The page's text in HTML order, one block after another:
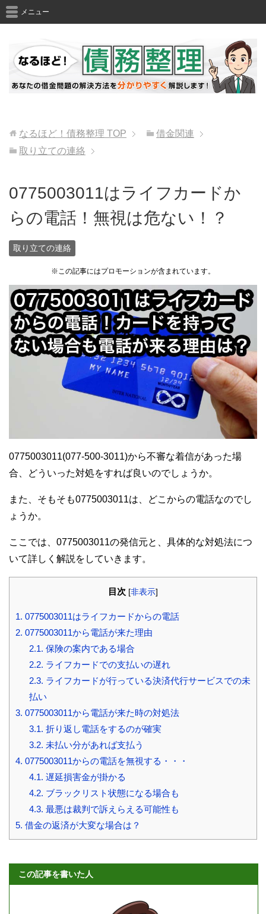
メニュー
なるほど！債務整理 TOP
借金関連
取り立ての連絡
0775003011はライフカードか
らの電話！無視は危ない！？
取り立ての連絡
※この記事にはプロモーションが含まれています。
0775003011(077-500-3011)から不審な着信があった場
合、どういった対処をすれば良いのでしょうか。
また、そもそも0775003011は、どこからの電話なのでし
ょうか。
ここでは、0775003011の発信元と、具体的な対処法につ
いて詳しく解説をしていきます。
目次 [非表示]
1. 0775003011はライフカードからの電話
2. 0775003011から電話が来た理由
2.1. 保険の案内である場合
2.2. ライフカードでの支払いの遅れ
2.3. ライフカードが行っている決済代行サービスでの未
払い
3. 0775003011から電話が来た時の対処法
3.1. 折り返し電話をするのが確実
3.2. 未払い分があれば支払う
4. 0775003011からの電話を無視する・・・
4.1. 遅延損害金が掛かる
4.2. ブラックリスト状態になる場合も
4.3. 最悪は裁判で訴えらえる可能性も
5. 借金の返済が大変な場合は？
この記事を書いた人